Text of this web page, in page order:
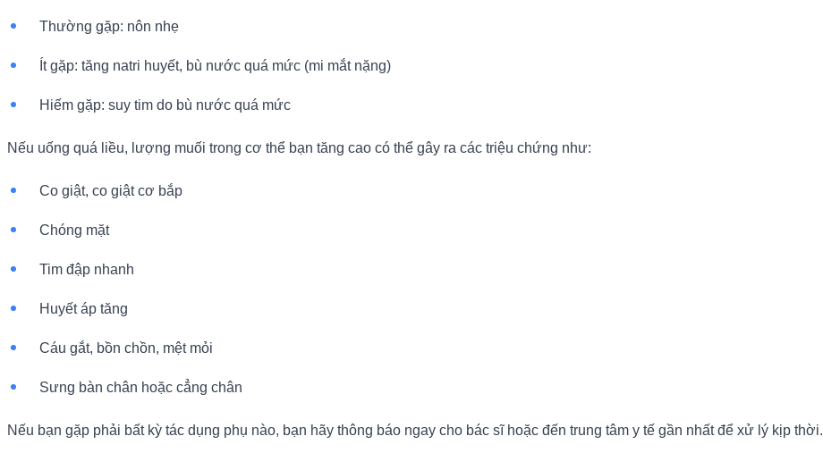
Thường gặp: nôn nhẹ
Ít gặp: tăng natri huyết, bù nước quá mức (mi mắt nặng)
Hiếm gặp: suy tim do bù nước quá mức
Nếu uống quá liều, lượng muối trong cơ thể bạn tăng cao có thể gây ra các triệu chứng như:
Co giật, co giật cơ bắp
Chóng mặt
Tim đập nhanh
Huyết áp tăng
Cáu gắt, bồn chồn, mệt mỏi
Sưng bàn chân hoặc cẳng chân
Nếu bạn gặp phải bất kỳ tác dụng phụ nào, bạn hãy thông báo ngay cho bác sĩ hoặc đến trung tâm y tế gần nhất để xử lý kịp thời.